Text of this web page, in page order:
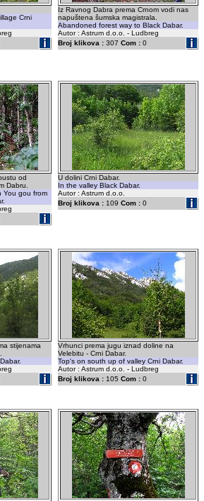
Crni
Iz Ravnog Dabra prema Crnom vodi nas
napuštena šumska magistrala.
Abandoned forest way to Black Dabar.
Autor : Astrum d.o.o. - Ludbreg
Broj klikova : 307 Com : 0
od
Dabru.
You gou from
U dolini Crni Dabar.
In the valley Black Dabar.
Autor : Astrum d.o.o.
Broj klikova : 109 Com : 0
stijenama
Vrhunci prema jugu iznad doline na
Velebitu - Crni Dabar.
Top's on south up of valley Crni Dabar.
Autor : Astrum d.o.o. - Ludbreg
Broj klikova : 105 Com : 0